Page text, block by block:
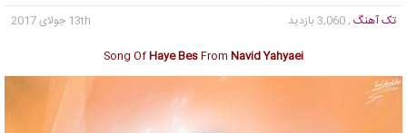
تک آهنگ , 3,060 بازدید
13th جولای 2017
Song OfHaye BesFrom Navid Yahyaei